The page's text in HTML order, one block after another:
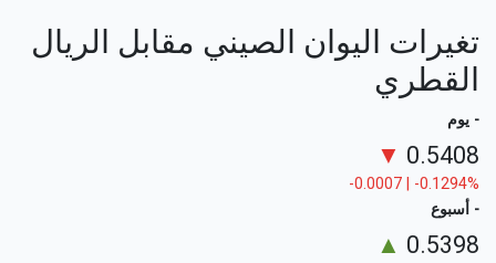
تغيرات اليوان الصيني مقابل الريال
القطري
- يوم
0.5408
▼
-0.0007 | -0.1294%
- أسبوع
0.5398
▲